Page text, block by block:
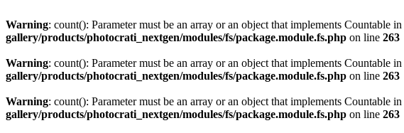
Warning: count(): Parameter must be an array or an object that implements Countable in
gallery/products/photocrati_nextgen/modules/fs/package.module.fs.php on line 263
Warning: count(): Parameter must be an array or an object that implements Countable in
gallery/products/photocrati_nextgen/modules/fs/package.module.fs.php on line 263
Warning: count(): Parameter must be an array or an object that implements Countable in
gallery/products/photocrati_nextgen/modules/fs/package.module.fs.php on line 263